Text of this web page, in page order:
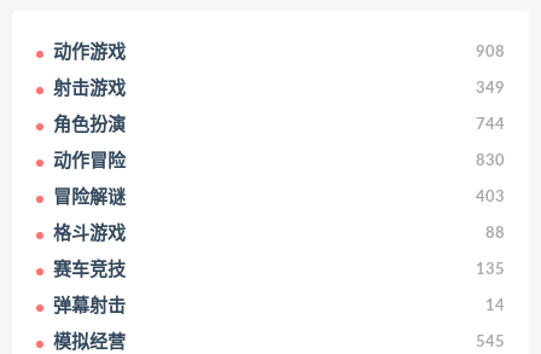
动作游戏 908
射击游戏 349
角色扮演 744
动作冒险 830
冒险解谜 403
格斗游戏 88
赛车竞技 135
弹幕射击 14
模拟经营 545